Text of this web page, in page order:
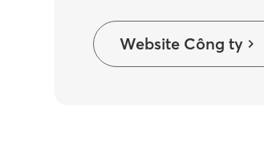
Website Công ty